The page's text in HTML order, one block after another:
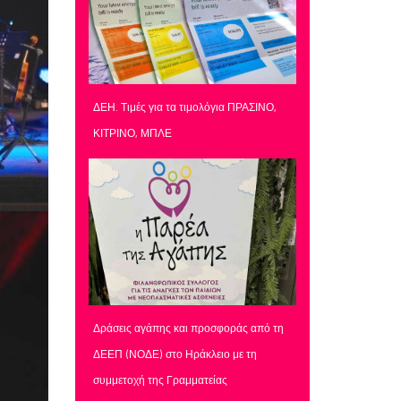
ΔΕΗ. Τιμές για τα τιμολόγια ΠΡΑΣΙΝΟ,
ΚΙΤΡΙΝΟ, ΜΠΛΕ
Δράσεις αγάπης και προσφοράς από τη
ΔΕΕΠ (ΝΟΔΕ) στο Ηράκλειο με τη
συμμετοχή της Γραμματείας